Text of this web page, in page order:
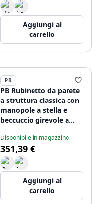
Aggiungi al
carrello
PB
PB Rubinetto da parete
a struttura classica con
manopole a stella e
beccuccio girevole a
1208855442
Disponibile in magazzino
351,39 €
Aggiungi al
carrello